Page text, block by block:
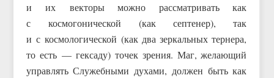
и их векторы можно рассматривать как
с космогонической (как септенер), так
и с космологической (как два зеркальных тернера,
то есть — гексаду) точек зрения. Маг, желающий
управлять Служебными духами, должен быть как